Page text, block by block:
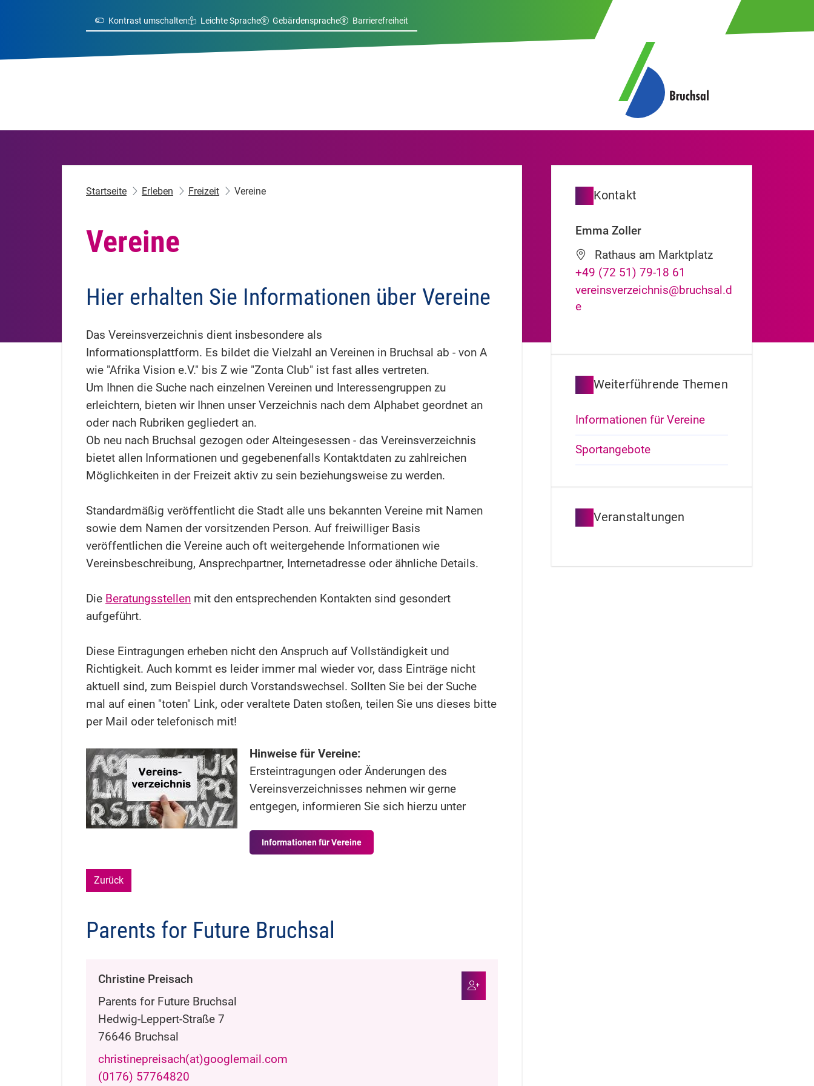
Kontrast umschalten Leichte Sprache Gebärdensprache Barrierefreiheit
Startseite Erleben Freizeit Vereine
Vereine
Hier erhalten Sie Informationen über Vereine
Das Vereinsverzeichnis dient insbesondere als
Informationsplattform. Es bildet die Vielzahl an Vereinen in Bruchsal ab - von A
wie "Afrika Vision e.V." bis Z wie "Zonta Club" ist fast alles vertreten.
Um Ihnen die Suche nach einzelnen Vereinen und Interessengruppen zu
erleichtern, bieten wir Ihnen unser Verzeichnis nach dem Alphabet geordnet an
oder nach Rubriken gegliedert an.
Ob neu nach Bruchsal gezogen oder Alteingesessen - das Vereinsverzeichnis
bietet allen Informationen und gegebenenfalls Kontaktdaten zu zahlreichen
Möglichkeiten in der Freizeit aktiv zu sein beziehungsweise zu werden.
Standardmäßig veröffentlicht die Stadt alle uns bekannten Vereine mit Namen
sowie dem Namen der vorsitzenden Person. Auf freiwilliger Basis
veröffentlichen die Vereine auch oft weitergehende Informationen wie
Vereinsbeschreibung, Ansprechpartner, Internetadresse oder ähnliche Details.
Die Beratungsstellen mit den entsprechenden Kontakten sind gesondert
aufgeführt.
Diese Eintragungen erheben nicht den Anspruch auf Vollständigkeit und
Richtigkeit. Auch kommt es leider immer mal wieder vor, dass Einträge nicht
aktuell sind, zum Beispiel durch Vorstandswechsel. Sollten Sie bei der Suche
mal auf einen "toten" Link, oder veraltete Daten stoßen, teilen Sie uns dieses bitte
per Mail oder telefonisch mit!
Hinweise für Vereine:
Ersteintragungen oder Änderungen des
Vereinsverzeichnisses nehmen wir gerne
entgegen, informieren Sie sich hierzu unter
Informationen für Vereine
Zurück
Parents for Future Bruchsal
Christine Preisach
Parents for Future Bruchsal
Hedwig-Leppert-Straße 7
76646 Bruchsal
christinepreisach(at)googlemail.com
(01 76) 57764820
Kontakt
Emma Zoller
Rathaus am Marktplatz
vereinsverzeichnis@bruchsal.d
e
+49 (72 51) 79-18 61
Weiterführende Themen
Informationen für Vereine
Sportangebote
Veranstaltungen